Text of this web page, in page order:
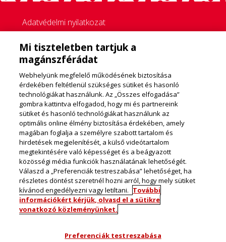
Adatvédelmi nyilatkozat
Cookie Beállítások
Vevőszolgálati adatkezelés
Környezeti politika
KAPCSOLAT
Kérdésed, kérésed, bánatod, óhajod, panaszod van?
Általános észrevételek, márkával és termékeinkkel
kapcsolatos levelek:
vevoszolgalat@frieslandcampina.com
Ingyenesen hívható zöld szám:06 80 180 180
Az oldalon található képek csak illusztrációk.
Mi tiszteletben tartjuk a
magánszférádat
Webhelyünk megfelelő működésének biztosítása
érdekében feltétlenül szükséges sütiket és hasonló
technológiákat használunk. Az „Összes elfogadása”
gombra kattintva elfogadod, hogy mi és partnereink
sütiket és hasonló technológiákat használunk az
optimális online élmény biztosítása érdekében, amely
magában foglalja a személyre szabott tartalom és
hirdetések megjelenítését, a külső videótartalom
megtekintésére való képességet és a beágyazott
közösségi média funkciók használatának lehetőségét.
Válaszd a „Preferenciák testreszabása” lehetőséget, ha
részletes döntést szeretnél hozni arról, hogy mely sütiket
kívánod engedélyezni vagy letiltani. További
információkért kérjük, olvasd el a sütikre
vonatkozó közleményünket.
Preferenciák testreszabása